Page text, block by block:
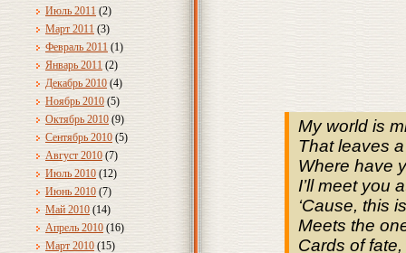
Июль 2011 (2)
Март 2011 (3)
Февраль 2011 (1)
Январь 2011 (2)
Декабрь 2010 (4)
Ноябрь 2010 (5)
Октябрь 2010 (9)
Сентябрь 2010 (5)
Август 2010 (7)
Июль 2010 (12)
Июнь 2010 (7)
Май 2010 (14)
Апрель 2010 (16)
Март 2010 (15)
My world is
That leaves
Where have
I’ll meet you
‘Cause, this
Meets the
Cards of